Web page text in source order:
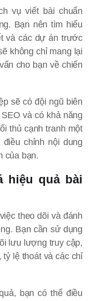
vụ viết bài chuẩn
Bạn nên tìm hiểu
và các dự án trước
không chỉ mang lại
cho bạn về chiến
sẽ có đội ngũ biên
và có khả năng
thủ cạnh tranh một
chỉnh nội dung
của bạn.
hiệu quả bài
theo dõi và đánh
Bạn cần sử dụng
lưu lượng truy cập,
lệ thoát và các chỉ
bạn có thể điều